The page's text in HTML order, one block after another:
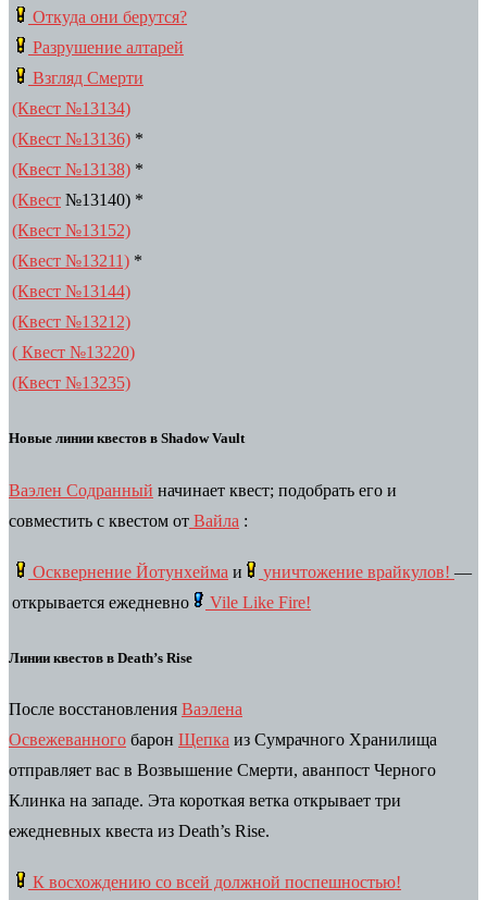
Откуда они берутся?
Разрушение алтарей
Взгляд Смерти
(Квест №13134)
(Квест №13136) *
(Квест №13138) *
(Квест №13140) *
(Квест №13152)
(Квест №13211) *
(Квест №13144)
(Квест №13212)
( Квест №13220)
(Квест №13235)
Новые линии квестов в Shadow Vault
Ваэлен Содранный начинает квест; подобрать его и
совместить с квестом от Вайла :
Осквернение Йотунхейма и уничтожение врайкулов! —
открывается ежедневно
Vile Like Fire!
Линии квестов в Death’s Rise
После восстановления Ваэлена
Освежеванного барон Щепка из Сумрачного Хранилища
отправляет вас в Возвышение Смерти, аванпост Черного
Клинка на западе. Эта короткая ветка открывает три
ежедневных квеста из Death’s Rise.
К восхождению со всей должной поспешностью!